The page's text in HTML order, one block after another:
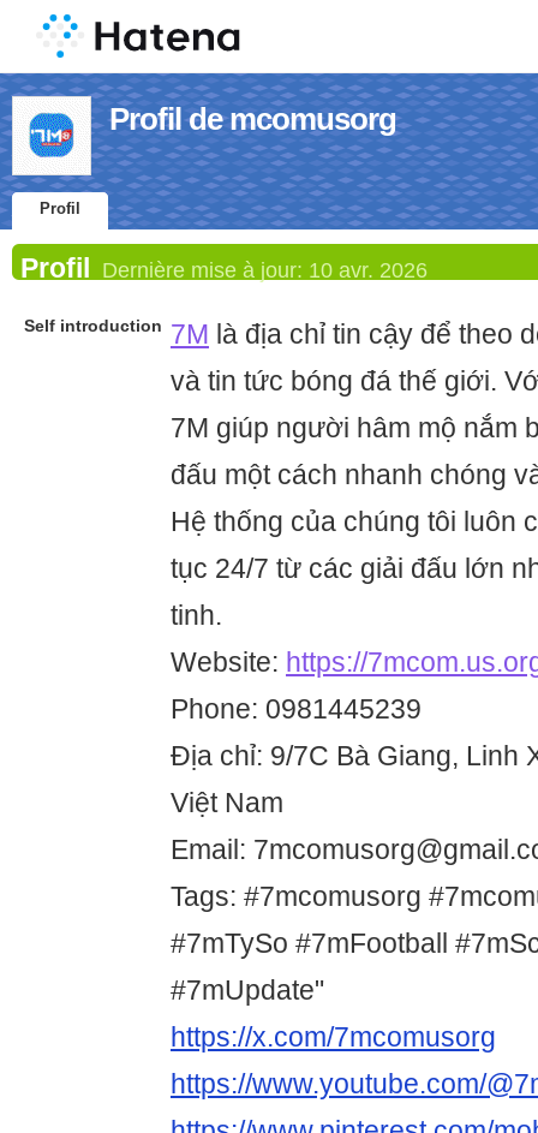
Profil de mcomusorg
Profil
Profil Dernière mise à jour: 10 avr. 2026
Self introduction 7M là địa chỉ tin cậy để theo
và tin tức bóng đá thế giới.
7M giúp người hâm mộ nắm
đấu một cách nhanh chóng
Hệ thống của chúng tôi luôn
tục 24/7 từ các giải đấu lớn
tinh.
Website: https://
Phone: 0981445239
Địa chỉ: 9/7C Bà Giang, Linh
Việt Nam
Email:
Tags: #7mcomusorg
#7mTySo #7mFootball
#7mUpdate"
https://x.com/7mcomusorg
https://www.youtube.com/